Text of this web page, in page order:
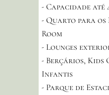
- Capacidade até
- Quarto para os
Room
- Lounges
- Berçários, Kids
Infantis
- Parque de